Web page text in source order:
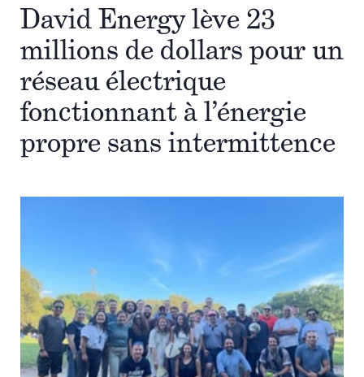
David Energy lève 23
millions de dollars pour un
réseau électrique
fonctionnant à l’énergie
propre sans intermittence